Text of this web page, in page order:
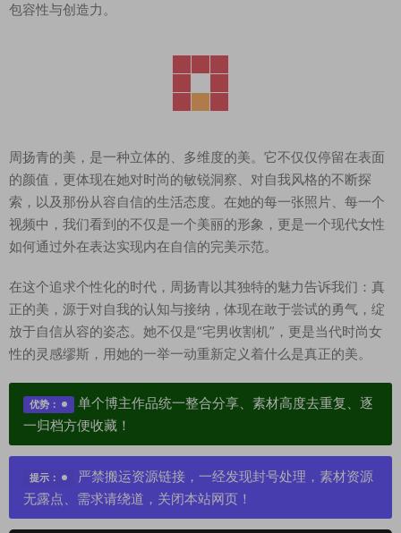
包容性与创造力。
周扬青的美，是一种立体的、多维度的美。它不仅仅停留在表面
的颜值，更体现在她对时尚的敏锐洞察、对自我风格的不断探
索，以及那份从容自信的生活态度。在她的每一张照片、每一个
视频中，我们看到的不仅是一个美丽的形象，更是一个现代女性
如何通过外在表达实现内在自信的完美示范。
在这个追求个性化的时代，周扬青以其独特的魅力告诉我们：真
正的美，源于对自我的认知与接纳，体现在敢于尝试的勇气，绽
放于自信从容的姿态。她不仅是“宅男收割机”，更是当代时尚女
性的灵感缪斯，用她的一举一动重新定义着什么是真正的美。
优势：
单个博主作品统一整合分享、素材高度去重复、逐
一归档方便收藏！
提示：
严禁搬运资源链接，一经发现封号处理，素材资源
无露点、需求请绕道，关闭本站网页！